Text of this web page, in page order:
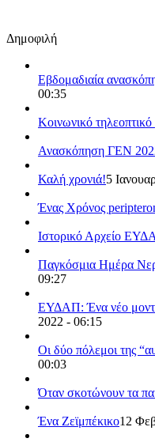
Δημοφιλή
Εβδομαδιαία
00:35
Κοινωνικό
Ανασκόπηση ΓΕΝ
Καλή χρονιά!5
Ένας Χρόνος
Ιστορικό Αρχείο
Παγκόσμια Ημέρα
09:27
ΕΥΔΑΠ: Ένα νέο
2022 - 06:15
Οι δύο πόλεμοι της
00:03
Όταν σκοτώνουν τα
Ένα Ζεϊμπέκικο12